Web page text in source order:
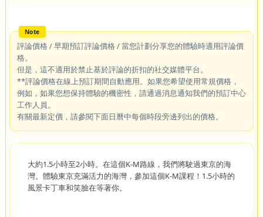
評論價格 / 早期預訂評論價格 / 當您計劃分享您的體驗時適用評論價
格。
但是，這不適用於禁止基於評論的折扣的社交媒體平台。
**評論價格在線上預訂期間自動應用。如果您希望使用常規價格，
例如，如果您想保持體驗的機密性，請通過消息通知我們的預訂中心
工作人員。
有關最新定價，請參閱下面日曆中每個時段旁邊列出的價格。
大約1.5小時至2小時。在這個K-M路線，我們將駛過東京的海
灣。體驗東京充滿活力的海灣，參加這個K-M課程！1.5小時的
風景卡丁車和笑臉在等著你。